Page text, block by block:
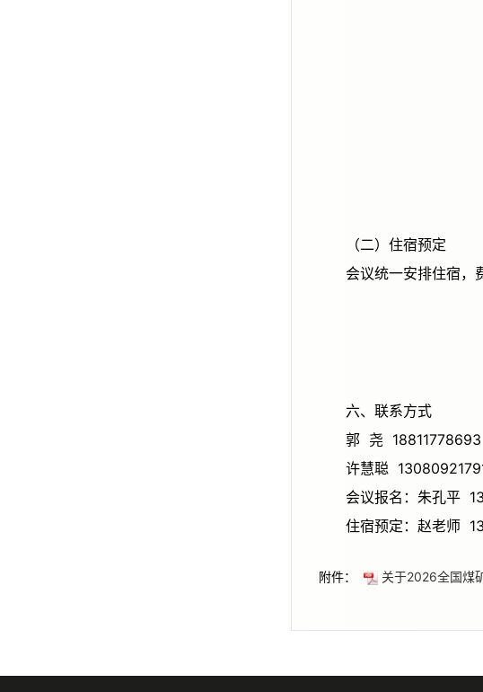
（二）住宿预定
会议统一安排住宿
六、联系方式
郭 尧 18811778693
许慧聪
会议报名：朱孔平
住宿预定：赵老师
附件： 关于2026全国煤